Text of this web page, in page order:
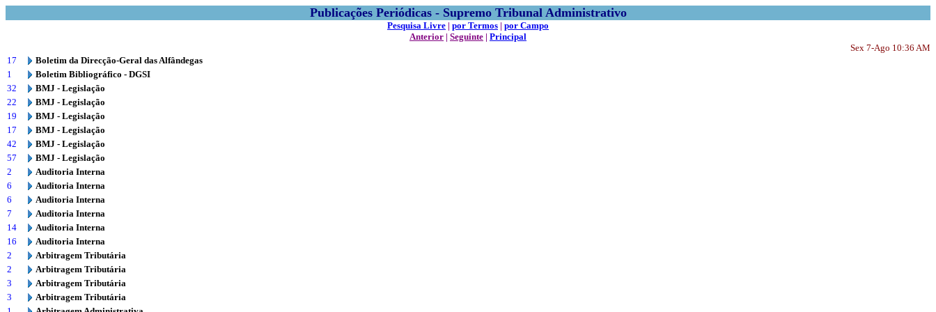
Publicações Periódicas - Supremo Tribunal Administrativo
Pesquisa Livre | por Termos | por Campo
Anterior | Seguinte | Principal
Sex 7-Ago 10:36 AM
17
Boletim da Direcção-Geral das Alfândegas
1
Boletim Bibliográfico - DGSI
32
BMJ - Legislação
22
BMJ - Legislação
19
BMJ - Legislação
17
BMJ - Legislação
42
BMJ - Legislação
57
BMJ - Legislação
2
Auditoria Interna
6
Auditoria Interna
6
Auditoria Interna
7
Auditoria Interna
14
Auditoria Interna
16
Auditoria Interna
2
Arbitragem Tributária
2
Arbitragem Tributária
3
Arbitragem Tributária
3
Arbitragem Tributária